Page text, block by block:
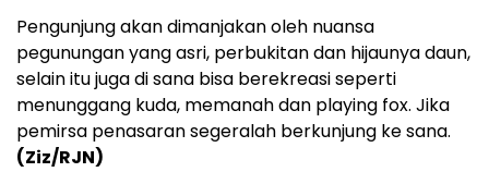
Pengunjung akan dimanjakan oleh nuansa
pegunungan yang asri, perbukitan dan hijaunya daun,
selain itu juga di sana bisa berekreasi seperti
menunggang kuda, memanah dan playing fox. Jika
pemirsa penasaran segeralah berkunjung ke sana.
(Ziz/RJN)